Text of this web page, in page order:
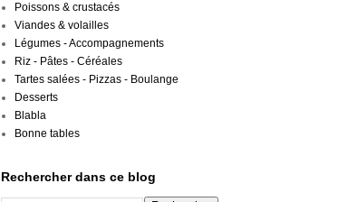
Poissons & crustacés
Viandes & volailles
Légumes - Accompagnements
Riz - Pâtes - Céréales
Tartes salées - Pizzas - Boulange
Desserts
Blabla
Bonne tables
Rechercher dans ce blog